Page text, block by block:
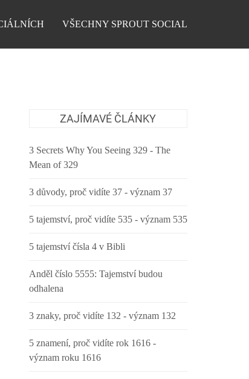
VŠECHNY SPROUT SOCIAL
ZAJÍMAVÉ ČLÁNKY
3 Secrets Why You Seeing 329 - The
Mean of 329
3 důvody, proč vidíte 37 - význam 37
5 tajemství, proč vidíte 535 - význam 535
5 tajemství čísla 4 v Bibli
Anděl číslo 5555: Tajemství budou
odhalena
3 znaky, proč vidíte 132 - význam 132
5 znamení, proč vidíte rok 1616 -
význam roku 1616